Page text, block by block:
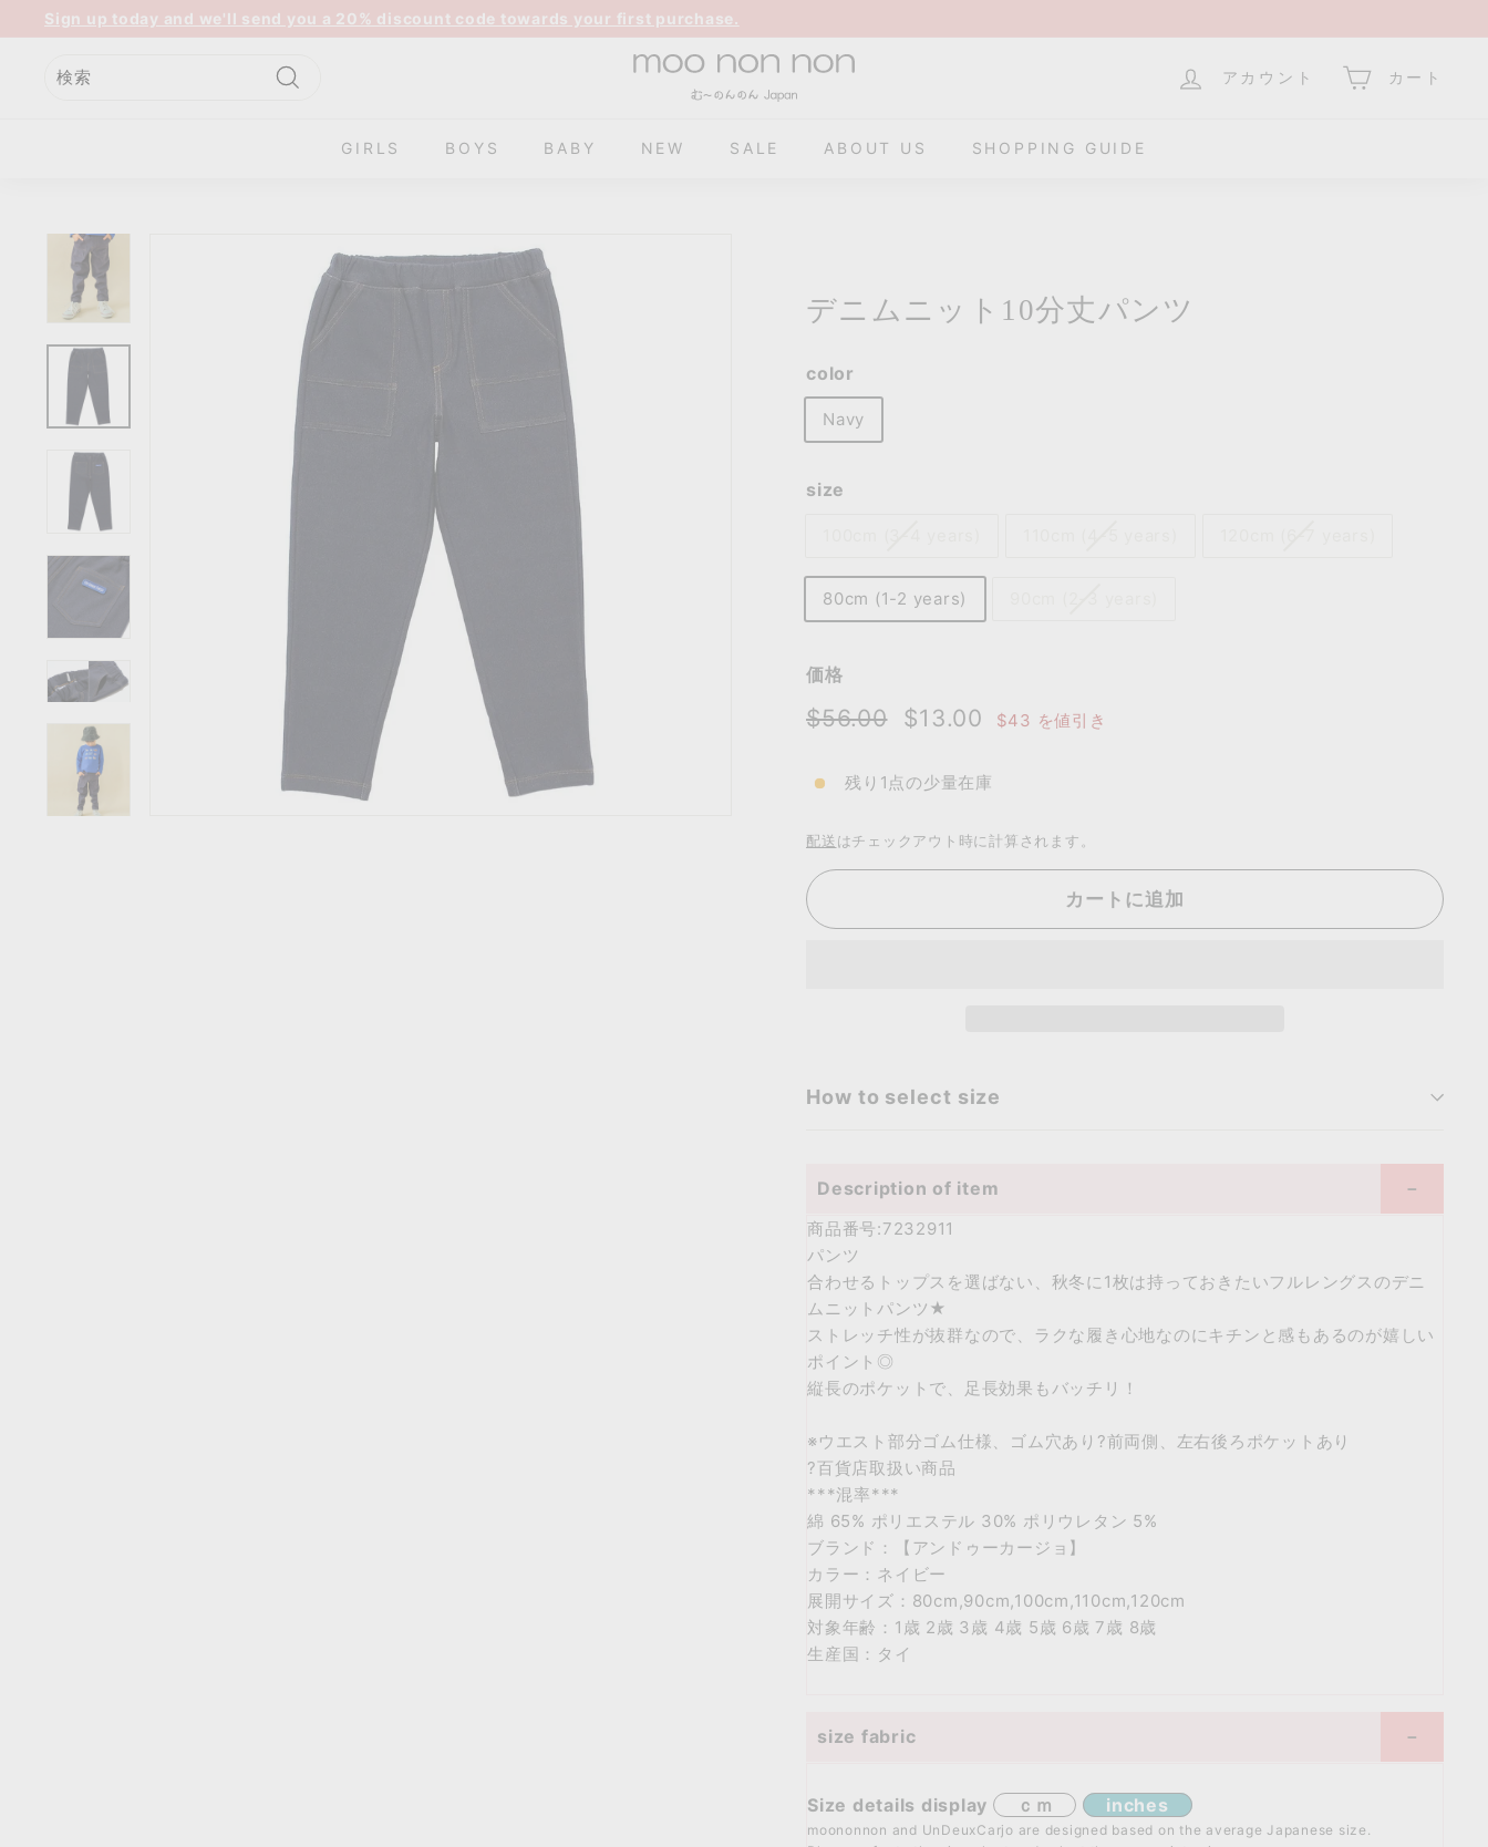
ン
ス
ラ
を
Sign up today and we'll send you a 20% discount code towards your first purchase.
m
o
n
アカウント カート
GIRLS BOYS BABY NEW SALE ABOUT US SHOPPING GUIDE
デニムニット10分丈パンツ
color
Navy
size
80cm (1-2 years)
価格
通
格
$56.00$56.00
セ
価
$13.00 $13.00
$43 を値引き
残り1点の少量在庫
配送 はチェックアウト時に計算されます。
カートに追加
How to select size
Description of item
商品番号:7232911
パンツ
合わせるトップスを選ばない、秋冬に1枚は持っておきたいフルレングスのデニ
ムニットパンツ★
ストレッチ性が抜群なので、ラクな履き心地なのにキチンと感もあるのが嬉しい
ポイント◎
縦長のポケットで、足長効果もバッチリ！
※ウエスト部分ゴム仕様、ゴム穴あり?前両側、左右後ろポケットあり
?百貨店取扱い商品
***混率***
綿 65% ポリエステル 30% ポリウレタン 5%
ブランド：【アンドゥーカージョ】
カラー：ネイビー
展開サイズ：80cm,90cm,100cm,110cm,120cm
対象年齢：1歳 2歳 3歳 4歳 5歳 6歳 7歳 8歳
生産国：タイ
size fabric
Size details display ｃｍ inches
moononnon and UnDeuxCarjo are designed based on the average Japanese size.